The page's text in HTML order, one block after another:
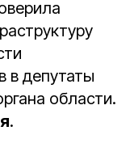
в депутаты
области.
.